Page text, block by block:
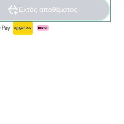
Εκτός αποθέματος